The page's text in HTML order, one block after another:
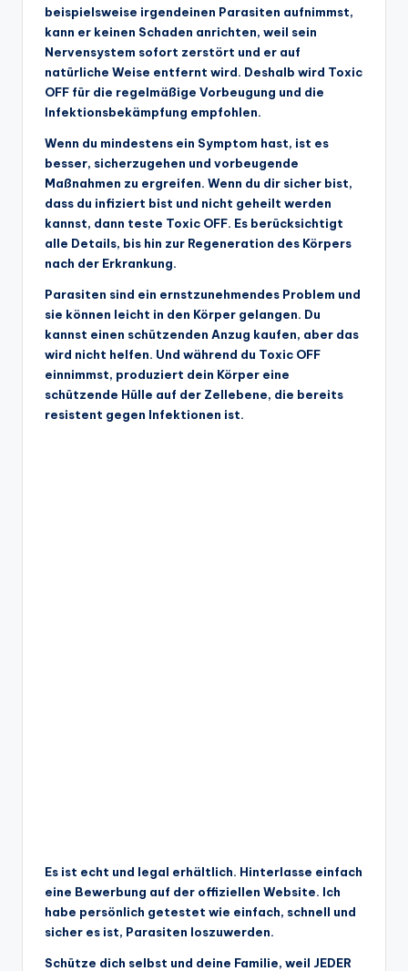
beispielsweise irgendeinen Parasiten aufnimmst,
kann er keinen Schaden anrichten, weil sein
Nervensystem sofort zerstört und er auf
natürliche Weise entfernt wird. Deshalb wird Toxic
OFF für die regelmäßige Vorbeugung und die
Infektionsbekämpfung empfohlen.
Wenn du mindestens ein Symptom hast, ist es
besser, sicherzugehen und vorbeugende
Maßnahmen zu ergreifen. Wenn du dir sicher bist,
dass du infiziert bist und nicht geheilt werden
kannst, dann teste Toxic OFF. Es berücksichtigt
alle Details, bis hin zur Regeneration des Körpers
nach der Erkrankung.
Parasiten sind ein ernstzunehmendes Problem und
sie können leicht in den Körper gelangen. Du
kannst einen schützenden Anzug kaufen, aber das
wird nicht helfen. Und während du Toxic OFF
einnimmst, produziert dein Körper eine
schützende Hülle auf der Zellebene, die bereits
resistent gegen Infektionen ist.
Es ist echt und legal erhältlich. Hinterlasse einfach
eine Bewerbung auf der offiziellen Website. Ich
habe persönlich getestet wie einfach, schnell und
sicher es ist, Parasiten loszuwerden.
Schütze dich selbst und deine Familie, weil JEDER